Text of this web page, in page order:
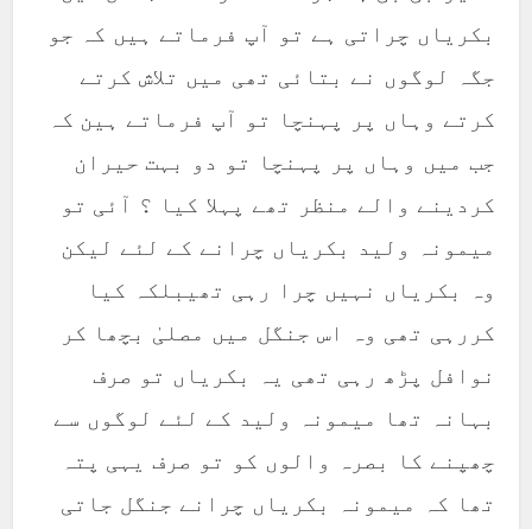
بکریاں چراتی ہے تو آپ فرماتے ہیں کہ جو
جگہ لوگوں نے بتائی تھی میں تلاش کرتے
کرتے وہاں پر پہنچا تو آپ فرماتے ہین کہ
جب میں وہاں پر پہنچا تو دو بہت حیران
کردینے والے منظر تھے پہلا کیا ؟ آئی تو
میمونہ ولید بکریاں چرانے کے لئے لیکن
وہ بکریاں نہیں چرا رہی تھیبلکہ کیا
کررہی تھی وہ اس جنگل میں مصلیٰ بچھا کر
نوافل پڑھ رہی تھی یہ بکریاں تو صرف
بہانہ تھا میمونہ ولید کے لئے لوگوں سے
چھپنے کا بصرہ والوں کو تو صرف یہی پتہ
تھا کہ میمونہ بکریاں چرانے جنگل جاتی